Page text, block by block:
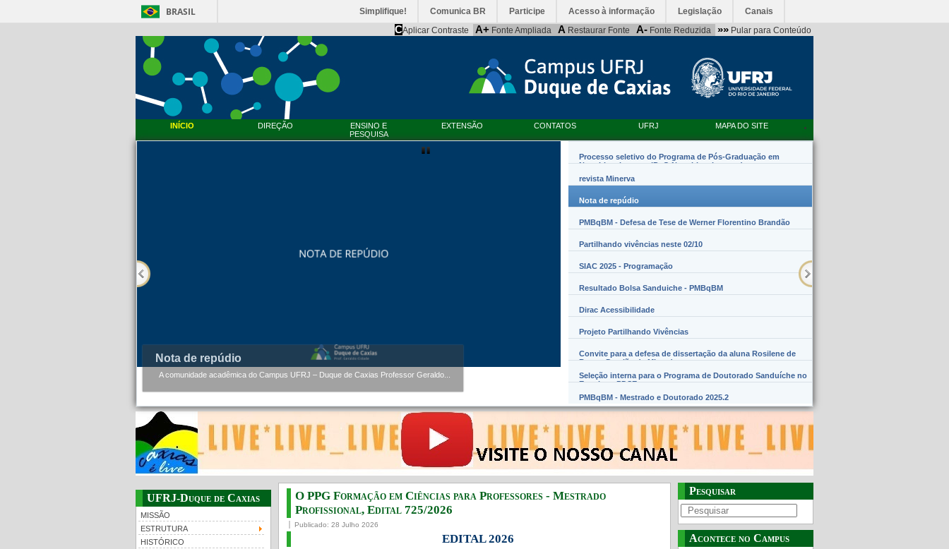
BRASIL Simplifique! Comunica BR Participe Acesso à informação Legislação Canais
CAplicar Contraste A+ Fonte Ampliada A Restaurar Fonte A- Fonte Reduzida »» Pular para Conteúdo
INÍCIO DIREÇÃO
ENSINO E
PESQUISA
EXTENSÃO CONTATOS UFRJ MAPA DO SITE
Nota de repúdio
A comunidade acadêmica do Campus UFRJ – Duque de Caxias Professor Geraldo...
PMBqBM - Defesa de Tese de Werner Florentino Brandão
PMBqBM - Defesa de Doutorado - Werner Florentino Brandão A...
Processo seletivo do Programa de Pós-Graduação em
Nanobiossistemas (PpG Nanobiossistemas)
revista Minerva
Nota de repúdio
PMBqBM - Defesa de Tese de Werner Florentino Brandão
Partilhando vivências neste 02/10
SIAC 2025 - Programação
Resultado Bolsa Sanduiche - PMBqBM
Dirac Acessibilidade
Projeto Partilhando Vivências
Convite para a defesa de dissertação da aluna Rosilene de
Barros Damião de Miranda
Seleção interna para o Programa de Doutorado Sanduíche no
Exterior – PDSE
PMBqBM - Mestrado e Doutorado 2025.2
UFRJ-Duque de Caxias
MISSÃO
ESTRUTURA
HISTÓRICO
O PPG Formação em Ciências para Professores - Mestrado
Profissional, Edital ​725/202​6
Publicado: 28 Julho 2026
EDITAL 2026
Pesquisar
Acontece no Campus